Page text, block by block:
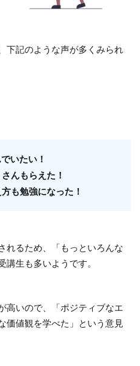
下記のような声が多くみられ
いたい！
んもらえた！
も勉強になった！
れるため、「もっといろんな
講生も多いようです。
高いので、「ポジティブなエ
価値観を学べた」という意見